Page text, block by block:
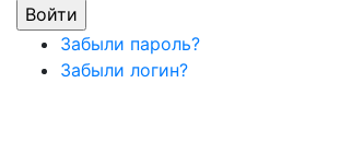
Забыли пароль?
Забыли логин?